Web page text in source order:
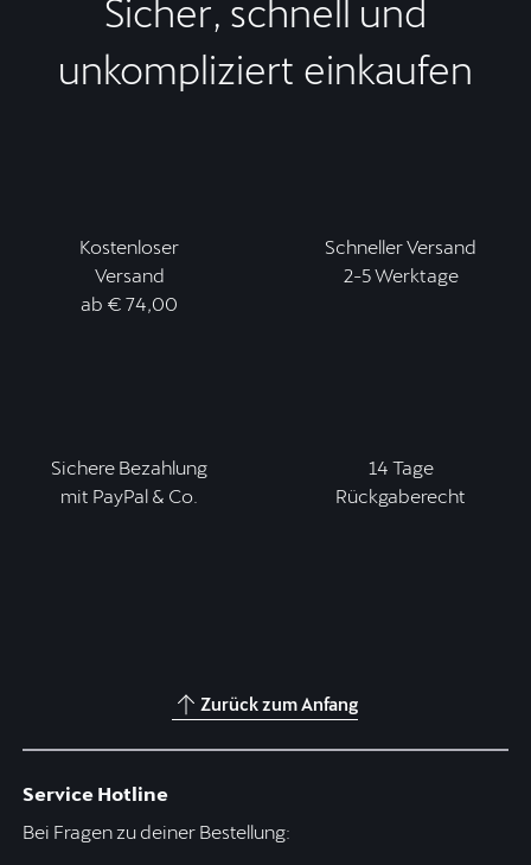
Sicher, schnell und
unkompliziert einkaufen
Kostenloser
Versand
ab € 74,00
Schneller Versand
2-5 Werktage
Sichere Bezahlung
mit PayPal & Co.
14 Tage
Rückgaberecht
Zurück zum Anfang
Service Hotline
Bei Fragen zu deiner Bestellung: